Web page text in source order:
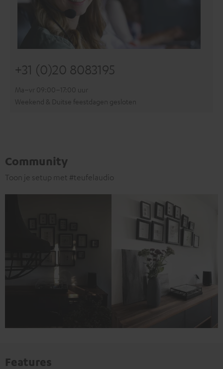
+31 (0)20 8083195
Ma–vr 09:00–17:00 uur
Weekend & Duitse feestdagen gesloten
Community
Toon je setup met #teufelaudio
Features